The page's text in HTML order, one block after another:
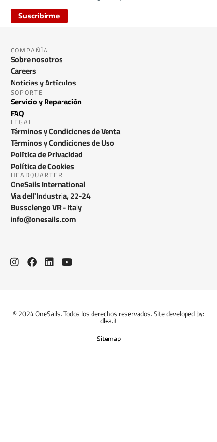
Suscribirme
COMPAÑÍA
Sobre nosotros
Careers
Noticias y Artículos
SOPORTE
Servicio y Reparación
FAQ
LEGAL
Términos y Condiciones de Venta
Términos y Condiciones de Uso
Política de Privacidad
Política de Cookies
HEADQUARTER
OneSails International
Via dell'Industria, 22-24
Bussolengo VR - Italy
info@onesails.com
© 2024 OneSails. Todos los derechos reservados. Site developed by:
dlea.it
Sitemap